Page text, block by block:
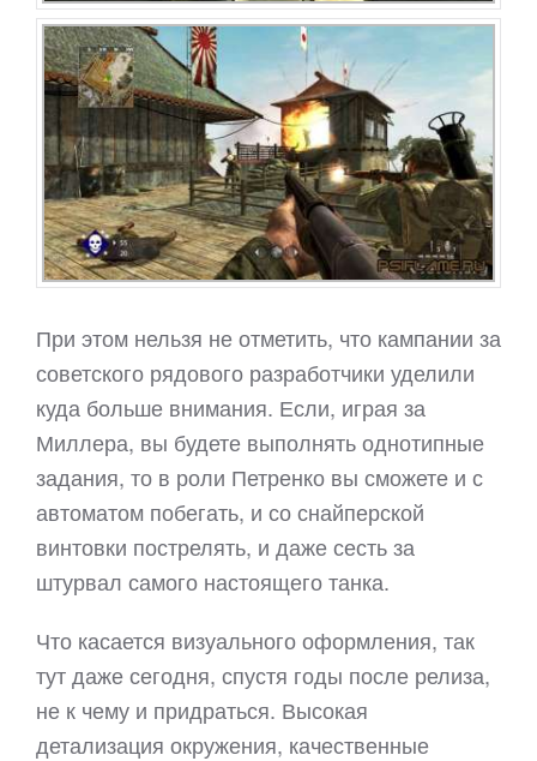
При этом нельзя не отметить, что кампании за
советского рядового разработчики уделили
куда больше внимания. Если, играя за
Миллера, вы будете выполнять однотипные
задания, то в роли Петренко вы сможете и с
автоматом побегать, и со снайперской
винтовки пострелять, и даже сесть за
штурвал самого настоящего танка.
Что касается визуального оформления, так
тут даже сегодня, спустя годы после релиза,
не к чему и придраться. Высокая
детализация окружения, качественные